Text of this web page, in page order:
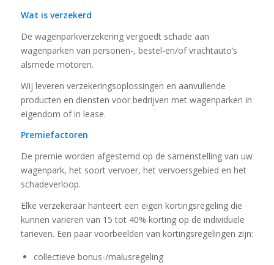
Wat is verzekerd
De wagenparkverzekering vergoedt schade aan
wagenparken van personen-, bestel-en/of vrachtauto’s
alsmede motoren.
Wij leveren verzekeringsoplossingen en aanvullende
producten en diensten voor bedrijven met wagenparken in
eigendom of in lease.
Premiefactoren
De premie worden afgestemd op de samenstelling van uw
wagenpark, het soort vervoer, het vervoersgebied en het
schadeverloop.
Elke verzekeraar hanteert een eigen kortingsregeling die
kunnen variëren van 15 tot 40% korting op de individuele
tarieven. Een paar voorbeelden van kortingsregelingen zijn:
collectieve bonus-/malusregeling